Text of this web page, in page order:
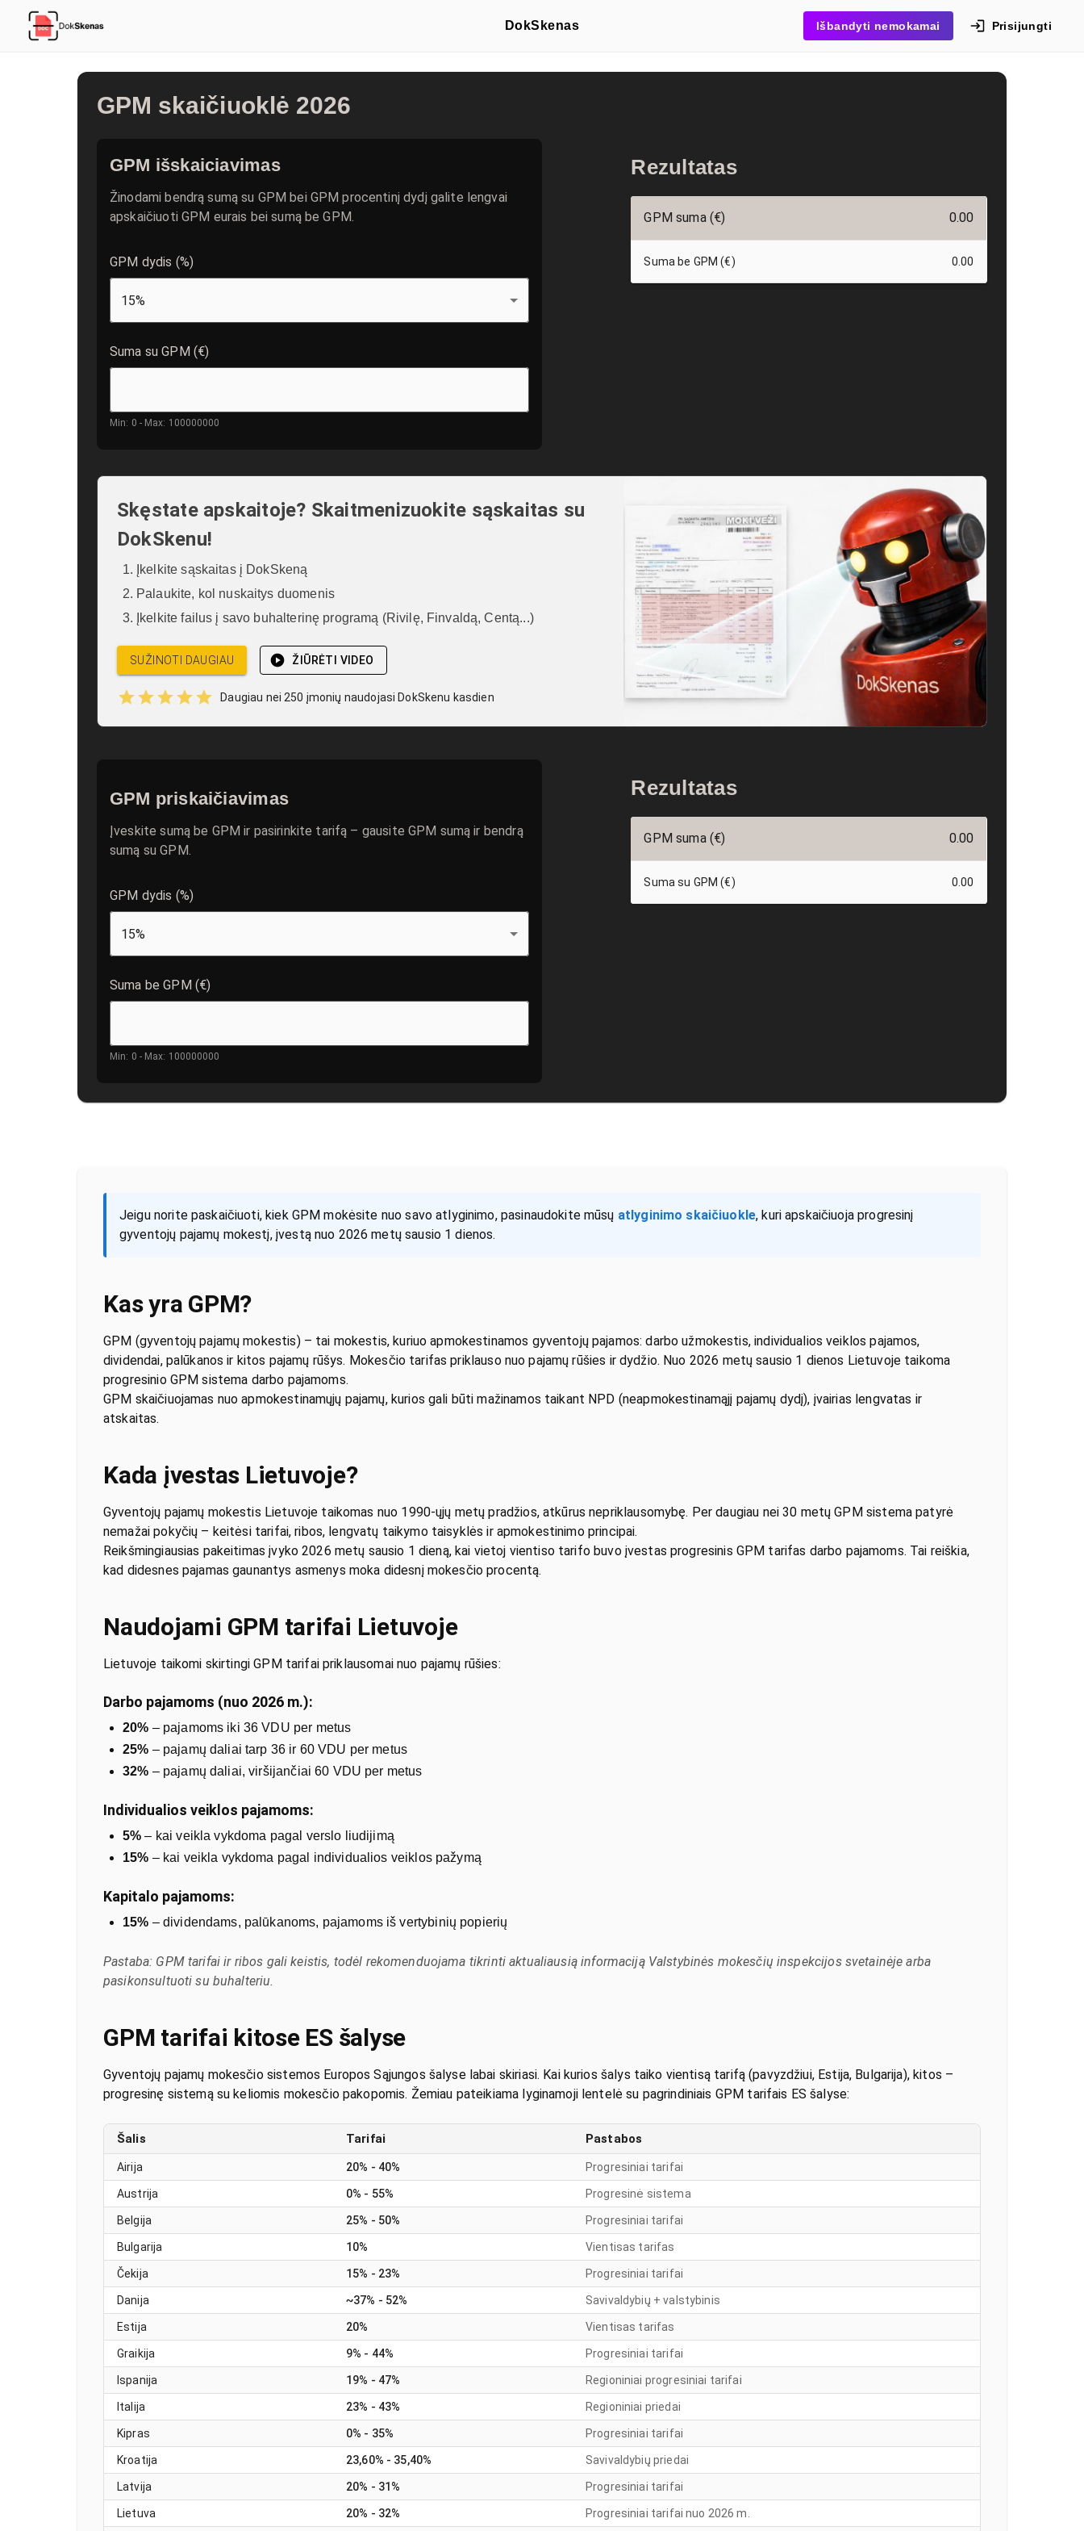
DokSkenas Išbandyti nemokamai Prisijungti
GPM skaičiuoklė 2026
GPM išskaiciavimas
Žinodami bendrą sumą su GPM bei GPM procentinį dydį galite lengvai
apskaičiuoti GPM eurais bei sumą be GPM.
GPM dydis (%)
15%
Suma su GPM (€)
Min: 0 - Max: 100000000
Rezultatas
GPM suma (€) 0.00
Suma be GPM (€) 0.00
Skęstate apskaitoje? Skaitmenizuokite sąskaitas su
DokSkenu!
Įkelkite sąskaitas į DokSkeną
Palaukite, kol nuskaitys duomenis
Įkelkite failus į savo buhalterinę programą (Rivilę, Finvaldą, Centą...)
SUŽINOTI DAUGIAU ŽIŪRĖTI VIDEO
Daugiau nei 250 įmonių naudojasi DokSkenu kasdien
GPM priskaičiavimas
Įveskite sumą be GPM ir pasirinkite tarifą – gausite GPM sumą ir bendrą
sumą su GPM.
GPM dydis (%)
15%
Suma be GPM (€)
Min: 0 - Max: 100000000
Rezultatas
GPM suma (€) 0.00
Suma su GPM (€) 0.00
Jeigu norite paskaičiuoti, kiek GPM mokėsite nuo savo atlyginimo, pasinaudokite mūsų atlyginimo skaičiuokle, kuri apskaičiuoja progresinį
gyventojų pajamų mokestį, įvestą nuo 2026 metų sausio 1 dienos.
Kas yra GPM?
GPM (gyventojų pajamų mokestis) – tai mokestis, kuriuo apmokestinamos gyventojų pajamos: darbo užmokestis, individualios veiklos pajamos,
dividendai, palūkanos ir kitos pajamų rūšys. Mokesčio tarifas priklauso nuo pajamų rūšies ir dydžio. Nuo 2026 metų sausio 1 dienos Lietuvoje taikoma
progresinio GPM sistema darbo pajamoms.
GPM skaičiuojamas nuo apmokestinamųjų pajamų, kurios gali būti mažinamos taikant NPD (neapmokestinamąjį pajamų dydį), įvairias lengvatas ir
atskaitas.
Kada įvestas Lietuvoje?
Gyventojų pajamų mokestis Lietuvoje taikomas nuo 1990-ųjų metų pradžios, atkūrus nepriklausomybę. Per daugiau nei 30 metų GPM sistema patyrė
nemažai pokyčių – keitėsi tarifai, ribos, lengvatų taikymo taisyklės ir apmokestinimo principai.
Reikšmingiausias pakeitimas įvyko 2026 metų sausio 1 dieną, kai vietoj vientiso tarifo buvo įvestas progresinis GPM tarifas darbo pajamoms. Tai reiškia,
kad didesnes pajamas gaunantys asmenys moka didesnį mokesčio procentą.
Naudojami GPM tarifai Lietuvoje
Lietuvoje taikomi skirtingi GPM tarifai priklausomai nuo pajamų rūšies:
Darbo pajamoms (nuo 2026 m.):
20% – pajamoms iki 36 VDU per metus
25% – pajamų daliai tarp 36 ir 60 VDU per metus
32% – pajamų daliai, viršijančiai 60 VDU per metus
Individualios veiklos pajamoms:
5% – kai veikla vykdoma pagal verslo liudijimą
15% – kai veikla vykdoma pagal individualios veiklos pažymą
Kapitalo pajamoms:
15% – dividendams, palūkanoms, pajamoms iš vertybinių popierių
Pastaba: GPM tarifai ir ribos gali keistis, todėl rekomenduojama tikrinti aktualiausią informaciją Valstybinės mokesčių inspekcijos svetainėje arba
pasikonsultuoti su buhalteriu.
GPM tarifai kitose ES šalyse
Gyventojų pajamų mokesčio sistemos Europos Sąjungos šalyse labai skiriasi. Kai kurios šalys taiko vientisą tarifą (pavyzdžiui, Estija, Bulgarija), kitos –
progresinę sistemą su keliomis mokesčio pakopomis. Žemiau pateikiama lyginamoji lentelė su pagrindiniais GPM tarifais ES šalyse:
Šalis Tarifai Pastabos
Airija 20% - 40% Progresiniai tarifai
Austrija 0% - 55% Progresinė sistema
Belgija 25% - 50% Progresiniai tarifai
Bulgarija 10% Vientisas tarifas
Čekija 15% - 23% Progresiniai tarifai
Danija ~37% - 52% Savivaldybių + valstybinis
Estija 20% Vientisas tarifas
Graikija 9% - 44% Progresiniai tarifai
Ispanija 19% - 47% Regioniniai progresiniai tarifai
Italija 23% - 43% Regioniniai priedai
Kipras 0% - 35% Progresiniai tarifai
Kroatija 23,60% - 35,40% Savivaldybių priedai
Latvija 20% - 31% Progresiniai tarifai
Lietuva 20% - 32% Progresiniai tarifai nuo 2026 m.